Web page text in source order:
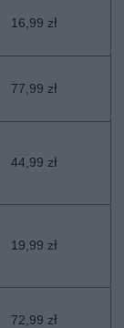
16,99 zł
77,99 zł
44,99 zł
19,99 zł
72,99 zł